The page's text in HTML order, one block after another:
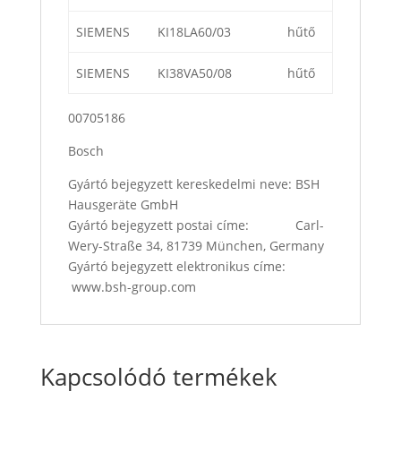
SIEMENS KI18LA60/03 hűtő
SIEMENS KI38VA50/08 hűtő
00705186
Bosch
Gyártó bejegyzett kereskedelmi neve: BSH
Hausgeräte GmbH
Gyártó bejegyzett postai címe: Carl-
Wery-Straße 34, 81739 München, Germany
Gyártó bejegyzett elektronikus címe:
www.bsh-group.com
Kapcsolódó termékek